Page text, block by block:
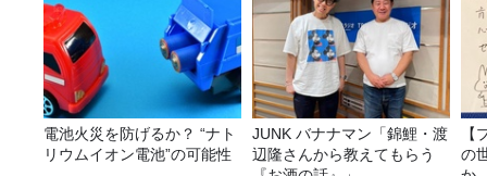
電池火災を防げるか？ “ナト
リウムイオン電池”の可能性
JUNK バナナマン「錦鯉・渡
辺隆さんから教えてもらう
の